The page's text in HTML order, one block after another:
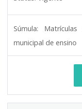
Súmula:
municipal de ensino